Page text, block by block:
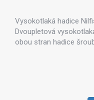
Vysokotlaká hadice
Dvoupletová
obou stran hadice